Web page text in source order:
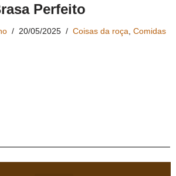
Perfeito
20/05/2025 Coisas da roça Comidas